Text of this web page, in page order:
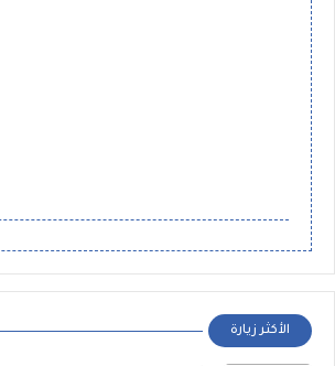
الأكثر زيارة